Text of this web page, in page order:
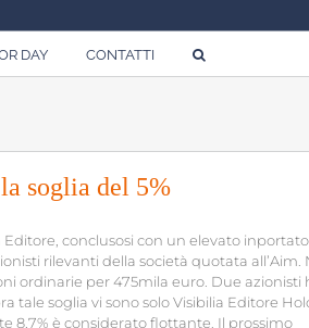
DAY CONTATTI
soglia del 5%
conclusosi con un elevato
rilevanti della società quotata all’Aim.
ordinarie per 475mila euro. Due azionisti
tale soglia vi sono solo Visibilia Editore
8,7% è considerato flottante. Il prossimo